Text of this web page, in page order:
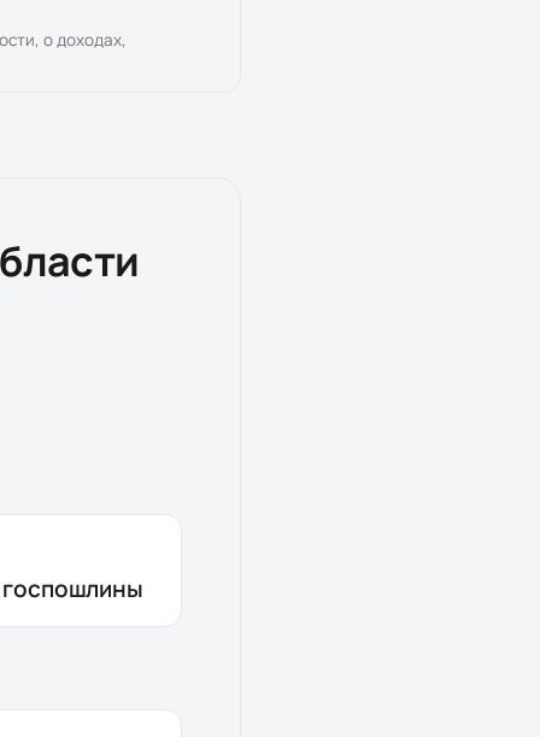
о доходах,
госпошлины